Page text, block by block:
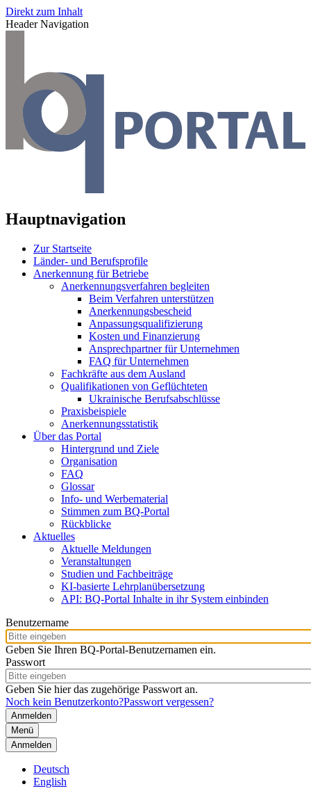
Direkt zum Inhalt
Header Navigation
Hauptnavigation
Zur Startseite
Länder- und Berufsprofile
Anerkennung für Betriebe
Anerkennungsverfahren begleiten
Beim Verfahren unterstützen
Anerkennungsbescheid
Anpassungsqualifizierung
Kosten und Finanzierung
Ansprechpartner für Unternehmen
FAQ für Unternehmen
Fachkräfte aus dem Ausland
Qualifikationen von Geflüchteten
Ukrainische Berufsabschlüsse
Praxisbeispiele
Anerkennungsstatistik
Über das Portal
Hintergrund und Ziele
Organisation
FAQ
Glossar
Info- und Werbematerial
Stimmen zum BQ-Portal
Rückblicke
Aktuelles
Aktuelle Meldungen
Veranstaltungen
Studien und Fachbeiträge
KI-basierte Lehrplanübersetzung
API: BQ-Portal Inhalte in ihr System einbinden
Benutzername
Geben Sie Ihren BQ-Portal-Benutzernamen ein.
Passwort
Geben Sie hier das zugehörige Passwort an.
Noch kein Benutzerkonto?Passwort vergessen?
Menü
Anmelden
Deutsch
English